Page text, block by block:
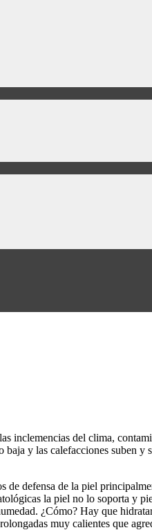
inclemencias del clima,
y las calefacciones suben y
de defensa de la piel
la piel no lo soporta y
¿Cómo? Hay que
muy calientes que